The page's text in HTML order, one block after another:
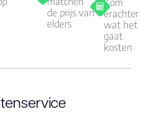
de prijs van
elders
erachter
wat het
gaat
kosten